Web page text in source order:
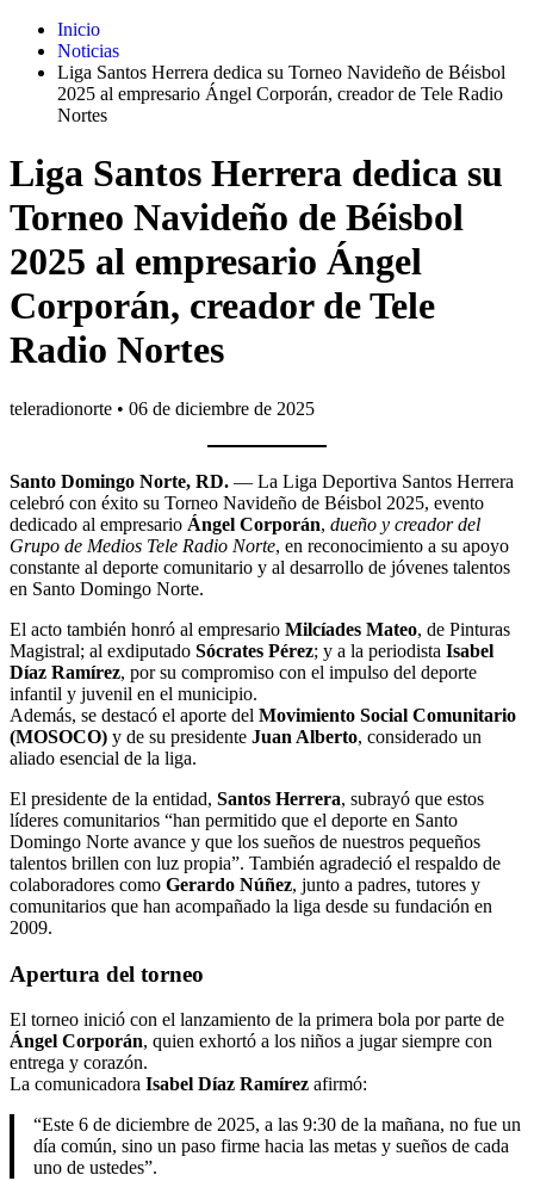
Inicio
Noticias
Liga Santos Herrera dedica su Torneo Navideño de Béisbol
2025 al empresario Ángel Corporán, creador de Tele Radio
Nortes
Liga Santos Herrera dedica su
Torneo Navideño de Béisbol
2025 al empresario Ángel
Corporán, creador de Tele
Radio Nortes
teleradionorte • 06 de diciembre de 2025
Santo Domingo Norte, RD. — La Liga Deportiva Santos Herrera
celebró con éxito su Torneo Navideño de Béisbol 2025, evento
dedicado al empresario Ángel Corporán, dueño y creador del
Grupo de Medios Tele Radio Norte, en reconocimiento a su apoyo
constante al deporte comunitario y al desarrollo de jóvenes talentos
en Santo Domingo Norte.
El acto también honró al empresario Milcíades Mateo, de Pinturas
Magistral; al exdiputado Sócrates Pérez; y a la periodista Isabel
Díaz Ramírez, por su compromiso con el impulso del deporte
infantil y juvenil en el municipio.
Además, se destacó el aporte del Movimiento Social Comunitario
(MOSOCO) y de su presidente Juan Alberto, considerado un
aliado esencial de la liga.
El presidente de la entidad, Santos Herrera, subrayó que estos
líderes comunitarios “han permitido que el deporte en Santo
Domingo Norte avance y que los sueños de nuestros pequeños
talentos brillen con luz propia”. También agradeció el respaldo de
colaboradores como Gerardo Núñez, junto a padres, tutores y
comunitarios que han acompañado la liga desde su fundación en
2009.
Apertura del torneo
El torneo inició con el lanzamiento de la primera bola por parte de
Ángel Corporán, quien exhortó a los niños a jugar siempre con
entrega y corazón.
La comunicadora Isabel Díaz Ramírez afirmó:
“Este 6 de diciembre de 2025, a las 9:30 de la mañana, no fue un
día común, sino un paso firme hacia las metas y sueños de cada
uno de ustedes”.